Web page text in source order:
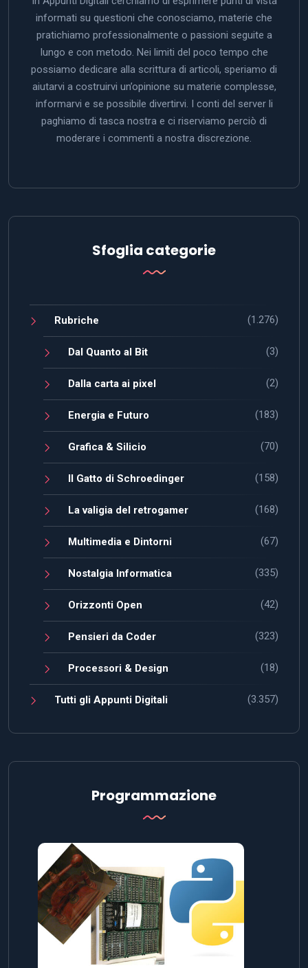
informati su questioni che conosciamo, materie che
pratichiamo professionalmente o passioni seguite a
lungo e con metodo. Nei limiti del poco tempo che
possiamo dedicare alla scrittura di articoli, speriamo di
aiutarvi a costruirvi un’opinione su materie complesse,
informarvi e se possibile divertirvi. I conti del server li
paghiamo di tasca nostra e ci riserviamo perciò di
moderare i commenti a nostra discrezione.
Sfoglia categorie
Rubriche (1.276)
Dal Quanto al Bit (3)
Dalla carta ai pixel (2)
Energia e Futuro (183)
Grafica & Silicio (70)
Il Gatto di Schroedinger (158)
La valigia del retrogamer (168)
Multimedia e Dintorni (67)
Nostalgia Informatica (335)
Orizzonti Open (42)
Pensieri da Coder (323)
Processori & Design (18)
Tutti gli Appunti Digitali (3.357)
Programmazione